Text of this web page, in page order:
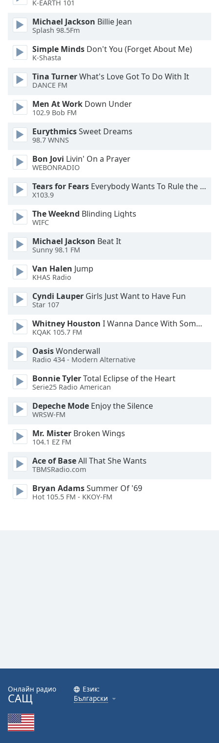
dialog
window.
Escape
and
close
window.
Text
Color
Opacity
Text
Background
Color
Opacity
Caption
Background
Color
Size
Text
Edge
Style
Font
Family
Reset
K-EARTH 101
Michael Jackson Billie Jean
Splash 98.5Fm
Simple Minds Don't You (Forget About Me)
K-Shasta
Tina TurnerWhat's Love Got To Do With It
DANCE FM
Men At Work Down Under
102.9 Bob FM
EurythmicsSweet Dreams
98.7 WNNS
Bon Jovi Livin' On a Prayer
WEBONRADIO
Tears for Fears Everybody Wants To Rule the World
X103.9
The Weeknd Blinding Lights
WIFC
Michael Jackson Beat It
Sunny 98.1 FM
Van Halen Jump
KHAS Radio
Cyndi Lauper Girls Just Want to Have Fun
Star 107
Whitney Houston I Wanna Dance With Somebody
KQAK 105.7 FM
OasisWonderwall
Radio 434 - Modern Alternative
Bonnie TylerTotal Eclipse of the Heart
Serie25 Radio American
Depeche Mode Enjoy the Silence
WRSW-FM
Mr. Mister Broken Wings
104.1 EZ FM
Ace of BaseAll That She Wants
TBMSRadio.com
Bryan AdamsSummer Of '69
Hot 105.5 FM - KKOY-FM
Онлайн радио
САЩ
Език:
Български